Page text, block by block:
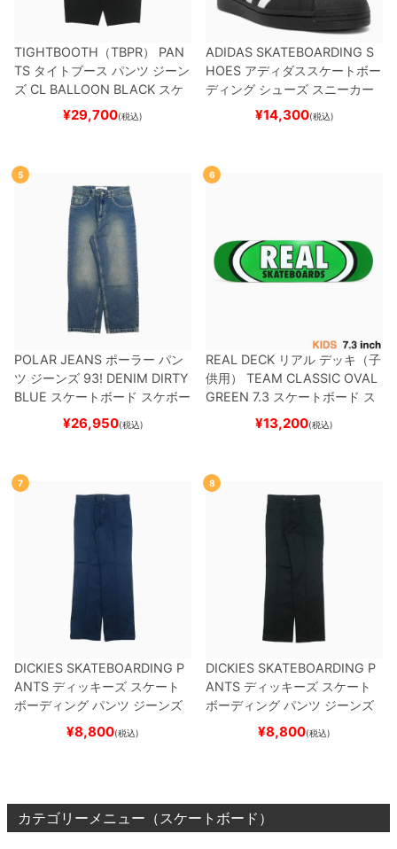
TIGHTBOOTH（TBPR） PAN
TS タイトブース パンツ ジーン
ズ CL BALLOON BLACK スケ
ートボード スケボー
¥29,700(税込)
ADIDAS SKATEBOARDING S
HOES アディダススケートボー
ディング シューズ スニーカー
スーパースターSUPERSTAR A
BLACK/WHITE/WHITE
ー
¥14,300(税込)
5
POLAR JEANS ポーラー パン
ツ ジーンズ 93! DENIM DIRTY
BLUE スケートボード スケボー
¥26,950(税込)
6
REAL DECK リアル デッキ（子
供用）
TEAM CLASSIC OVAL
GREEN 7.3 スケートボード ス
¥13,200(税込)
7
DICKIES SKATEBOARDING P
ANTS ディッキーズ スケート
ボーディング パンツ ジーンズ
SLIM FIT 30 LENGTH
スケートボード スケボ
¥8,800(税込)
8
DICKIES SKATEBOARDING P
ANTS ディッキーズ スケート
ボーディング パンツ ジーンズ
SLIM FIT 30 LENGTH
スケートボード スケボー
¥8,800(税込)
カテゴリーメニュー（スケートボード）